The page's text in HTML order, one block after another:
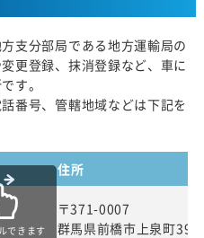
支分部局である地方運輸局の
更登録、抹消登録など、車に
す。
番号、管轄地域などは下記を
住所
〒371-0007
群馬県前橋市上泉町399
できます